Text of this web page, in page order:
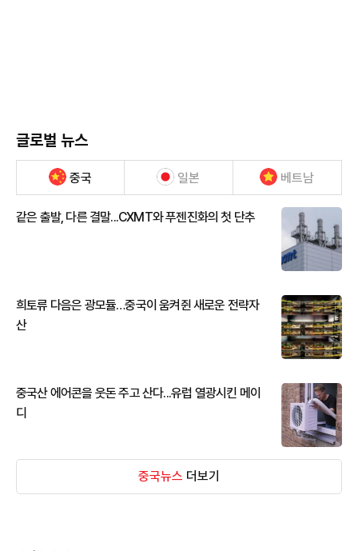
글로벌 뉴스
중국 일본 베트남
같은 출발, 다른 결말...CXMT와 푸젠진화의 첫 단추
희토류 다음은 광모듈…중국이 움켜쥔 새로운 전략자
산
중국산 에어콘을 웃돈 주고 산다...유럽 열광시킨 메이
디
중국뉴스 더보기